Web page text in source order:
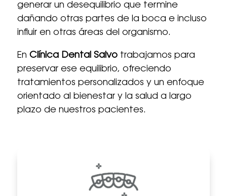
generar un desequilibrio que termine
dañando otras partes de la boca e incluso
influir en otras áreas del organismo.
En Clínica Dental Salvotrabajamos para
preservar ese equilibrio, ofreciendo
tratamientos personalizados y un enfoque
orientado al bienestar y la salud a largo
plazo de nuestros pacientes.